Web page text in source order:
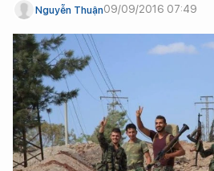
Nguyễn Thuận09/09/2016 07:49